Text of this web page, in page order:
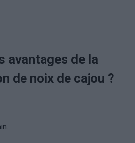
avantages de la
de noix de cajou ?